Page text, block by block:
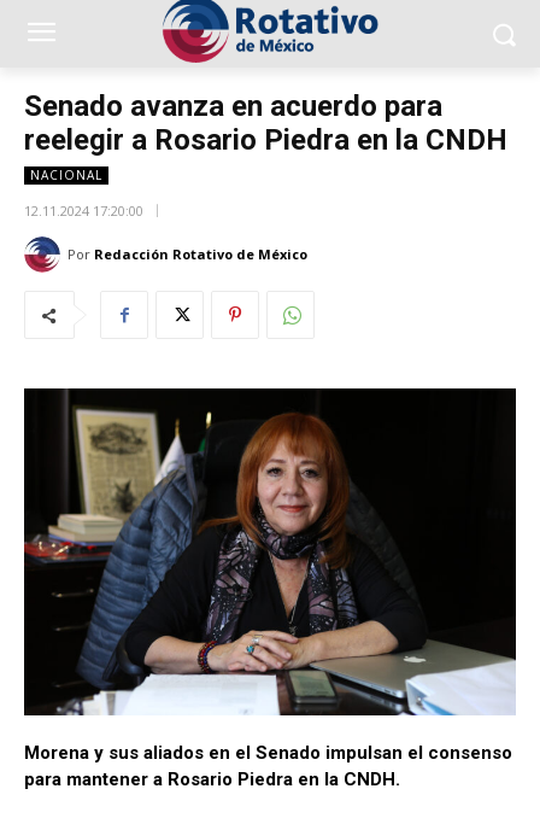
Senado avanza en acuerdo para
reelegir a Rosario Piedra en la CNDH
NACIONAL
12.11.2024 17:20:00
Por Redacción Rotativo de México
Morena y sus aliados en el Senado impulsan el consenso
para mantener a Rosario Piedra en la CNDH.